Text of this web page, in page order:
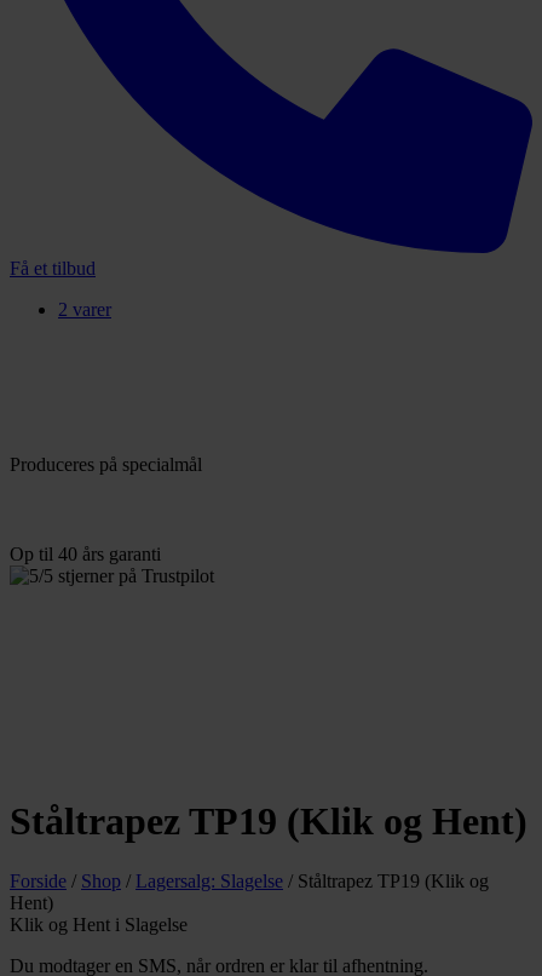
Få et tilbud
2 varer
Produceres på specialmål
Op til 40 års garanti
Ståltrapez TP19 (Klik og Hent)
Forside / Shop / Lagersalg: Slagelse / Ståltrapez TP19 (Klik og
Hent)
Klik og Hent i Slagelse
Du modtager en SMS, når ordren er klar til afhentning.